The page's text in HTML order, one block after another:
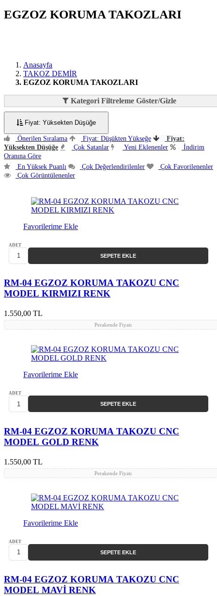
EGZOZ KORUMA TAKOZLARI
Anasayfa
TAKOZ DEMİR
EGZOZ KORUMA TAKOZLARI
Kategori Filtreleme Göster/Gizle
Fiyat: Yüksekten Düşüğe
Önerilen Sıralama Fiyat: Düşükten Yükseğe
Fiyat:
Yüksekten Düşüğe
Çok Satanlar Yeni Eklenenler
İndirim
Oranına Göre
En Yüksek Puanlı
Çok Değerlendirilenler
Çok Favorilenenler
Çok Görüntülenenler
Favorilerime Ekle
ADET
SEPETE EKLE
RM-04 EGZOZ KORUMA TAKOZU CNC
MODEL KIRMIZI RENK
1.550,00 TL
Perakende Fiyatı
Favorilerime Ekle
ADET
SEPETE EKLE
RM-04 EGZOZ KORUMA TAKOZU CNC
MODEL GOLD RENK
1.550,00 TL
Perakende Fiyatı
Favorilerime Ekle
ADET
SEPETE EKLE
RM-04 EGZOZ KORUMA TAKOZU CNC
MODEL MAVİ RENK